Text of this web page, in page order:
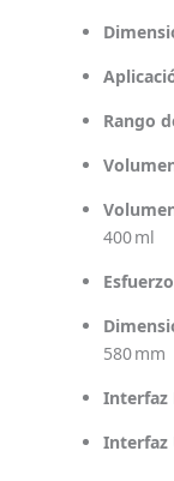
Rango
400 ml
580 mm
Interfaz
Interfaz